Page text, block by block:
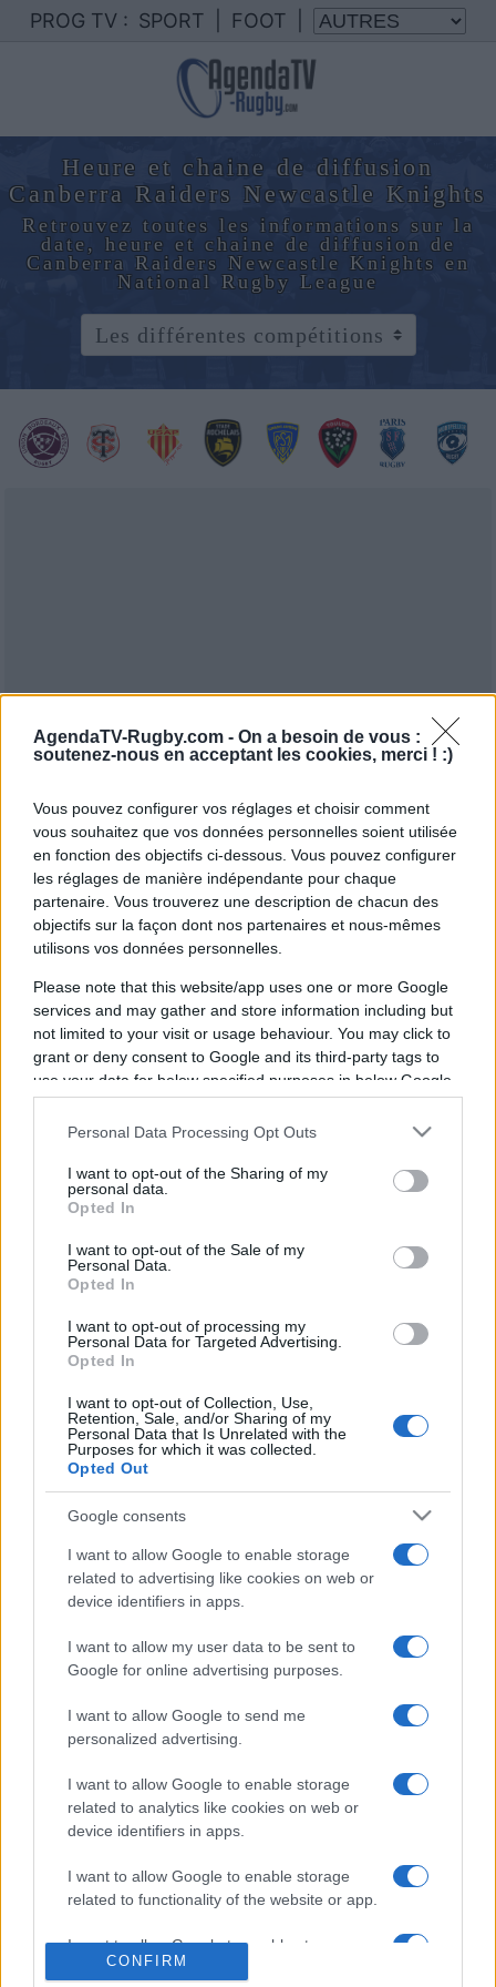
AgendaTV-Rugby.com - On a besoin de vous :
soutenez-nous en acceptant les cookies, merci ! :)
Vous pouvez configurer vos réglages et choisir comment
vous souhaitez que vos données personnelles soient utilisée
en fonction des objectifs ci-dessous. Vous pouvez configurer
les réglages de manière indépendante pour chaque
partenaire. Vous trouverez une description de chacun des
objectifs sur la façon dont nos partenaires et nous-mêmes
utilisons vos données personnelles.
Please note that this website/app uses one or more Google
services and may gather and store information including but
not limited to your visit or usage behaviour. You may click to
grant or deny consent to Google and its third-party tags to
use your data for below specified purposes in below Google
consent section.
Personal Data Processing Opt Outs
I want to opt-out of the Sharing of my
personal data.
Opted In
I want to opt-out of the Sale of my
Personal Data.
Opted In
I want to opt-out of processing my
Personal Data for Targeted Advertising.
Opted In
I want to opt-out of Collection, Use,
Retention, Sale, and/or Sharing of my
Personal Data that Is Unrelated with the
Purposes for which it was collected.
Opted Out
Google consents
I want to allow Google to enable storage
related to advertising like cookies on web or
device identifiers in apps.
I want to allow my user data to be sent to
Google for online advertising purposes.
I want to allow Google to send me
personalized advertising.
I want to allow Google to enable storage
related to analytics like cookies on web or
device identifiers in apps.
I want to allow Google to enable storage
related to functionality of the website or app.
I want to allow Google to enable storage
related to personalization.
CONFIRM
PROG TV : SPORT FOOT
Heure et chaine de diffusion
Canberra Raiders Newcastle Knights
Retrouvez toutes les informations sur la
date, heure et chaine de diffusion de
Canberra Raiders Newcastle Knights en
National Rugby League
Programme TV Rugby>National Rugby League>
Canberra Raiders - Newcastle Knights
Dimanche 27 Juillet 2025
08h00
Canberra
Raiders
Newcastle
Knights
Il existe 1 autre match à venir entre ces deux
Knights (Dimanche 09 Août)
pas (encore ?) connue, nous ne manquerons pas de la
communiquer si la rencontre est diffusée . Ce match de
Newcastle Knights, et aura lieu Dimanche 27 Juillet
2025 à 08h00. Pour vous procurer des places Canberra
Raiders Newcastle Knights
Pour suivre l' actu National Rugby League
pas à vous rendre chez notre partenaire
RezoSport.com qui sélectionne l'actu rugby issue des